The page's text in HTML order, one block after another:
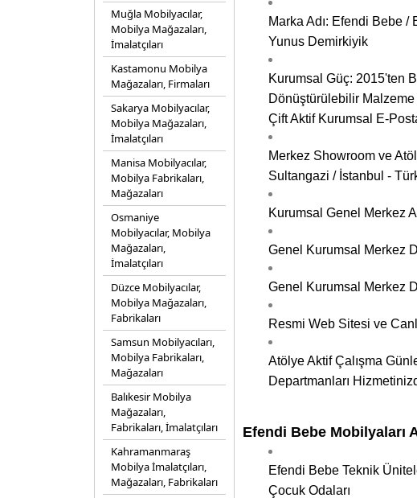
Muğla Mobilyacılar,
Mobilya Mağazaları,
İmalatçıları
Kastamonu Mobilya
Mağazaları, Firmaları
Sakarya Mobilyacılar,
Mobilya Mağazaları,
İmalatçıları
Manisa Mobilyacılar,
Mobilya Fabrikaları,
Mağazaları
Osmaniye
Mobilyacılar, Mobilya
Mağazaları,
İmalatçıları
Düzce Mobilyacılar,
Mobilya Mağazaları,
Fabrikaları
Samsun Mobilyacıları,
Mobilya Fabrikaları,
Mağazaları
Balıkesir Mobilya
Mağazaları,
Fabrikaları, İmalatçıları
Kahramanmaraş
Mobilya İmalatçıları,
Mağazaları, Fabrikaları
Marka Adı: Efendi Bebe
Yunus Demirkiyik
Kurumsal Güç: 2015'ten
Dönüştürülebilir Malzeme
Çift Aktif Kurumsal E-
Merkez Showroom ve
Sultangazi / İstanbul -
Kurumsal Genel Merkez
Genel Kurumsal Merkez
Genel Kurumsal Merkez
Resmi Web Sitesi ve
Atölye Aktif Çalışma
Departmanları
Efendi Bebe Mobilyaları
Efendi Bebe Teknik
Çocuk Odaları